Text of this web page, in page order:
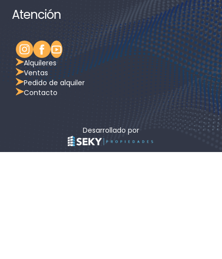
Atención
Alquileres
Ventas
Pedido de alquiler
Contacto
Desarrollado por